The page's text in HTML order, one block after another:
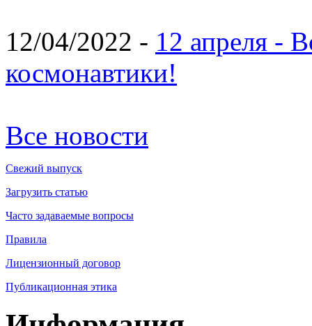
12/04/2022 - 12 апреля -
космонавтики!
Все новости
Свежий выпуск
Загрузить статью
Часто задаваемые вопросы
Правила
Лицензионный договор
Публикационная этика